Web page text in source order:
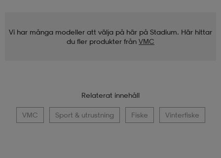
Vi har många modeller att välja på här på Stadium. Här hittar
du fler produkter från VMC
Relaterat innehåll
VMC Sport & utrustning Fiske Vinterfiske